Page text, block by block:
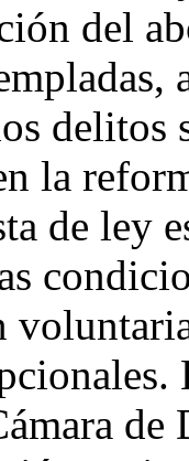
del
delitos
la
de ley